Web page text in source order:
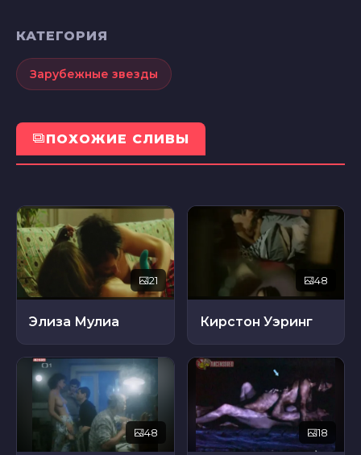
КАТЕГОРИЯ
Зарубежные звезды
ПОХОЖИЕ СЛИВЫ
21
Элиза Мулиа
48
Кирстон Уэринг
48 18